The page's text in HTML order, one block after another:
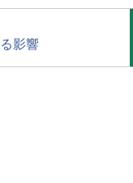
影響